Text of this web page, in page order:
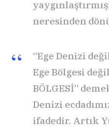
neresinden
“Ege Denizi
Ege Bölgesi
BÖLGESİ”
Denizi
ifadedir. Artık